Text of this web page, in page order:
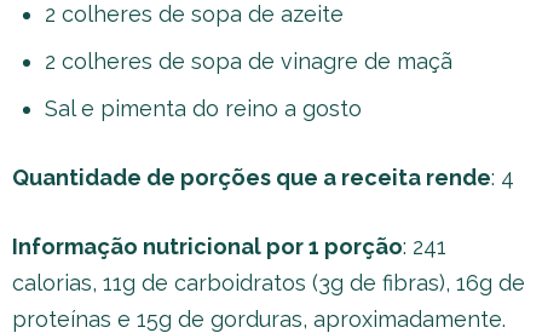
2 colheres de sopa de azeite
2 colheres de sopa de vinagre de maçã
Sal e pimenta do reino a gosto
Quantidade de porções que a receita rende: 4
Informação nutricional por 1 porção: 241
calorias, 11g de carboidratos (3g de fibras), 16g de
proteínas e 15g de gorduras, aproximadamente.